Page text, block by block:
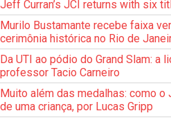
Jeff Curran’s JCI returns with six
Murilo Bustamante recebe faixa
cerimônia histórica no Rio de
Da UTI ao pódio do Grand Slam: a
professor Tacio Carneiro
Muito além das medalhas: como
de uma criança, por Lucas Gripp